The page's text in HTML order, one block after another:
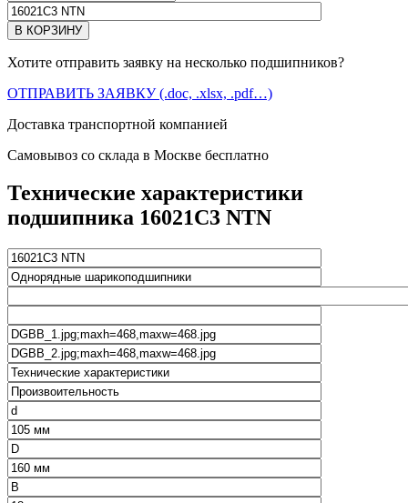
Хотите отправить заявку на несколько подшипников?
ОТПРАВИТЬ ЗАЯВКУ (.doc, .xlsx, .pdf…)
Доставка транспортной компанией
Самовывоз со склада в Москве бесплатно
Технические характеристики
подшипника 16021C3 NTN